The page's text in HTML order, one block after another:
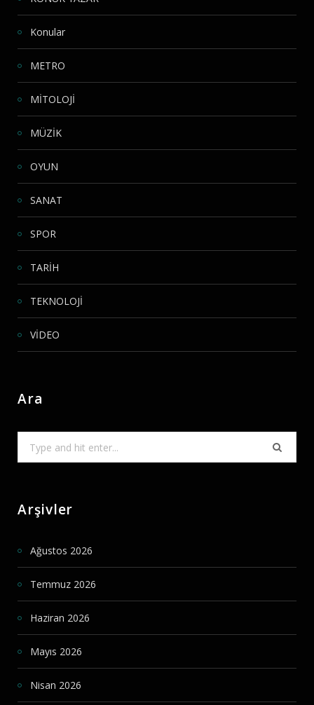
Konular
METRO
MİTOLOJİ
MÜZİK
OYUN
SANAT
SPOR
TARİH
TEKNOLOJİ
VİDEO
Ara
Arşivler
Ağustos 2026
Temmuz 2026
Haziran 2026
Mayıs 2026
Nisan 2026